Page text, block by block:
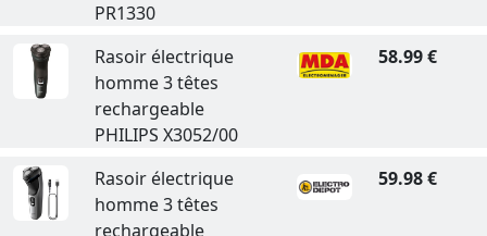
PR1330
Rasoir électrique
homme 3 têtes
rechargeable
PHILIPS X3052/00
58.99 €
Rasoir électrique
homme 3 têtes
rechargeable
59.98 €